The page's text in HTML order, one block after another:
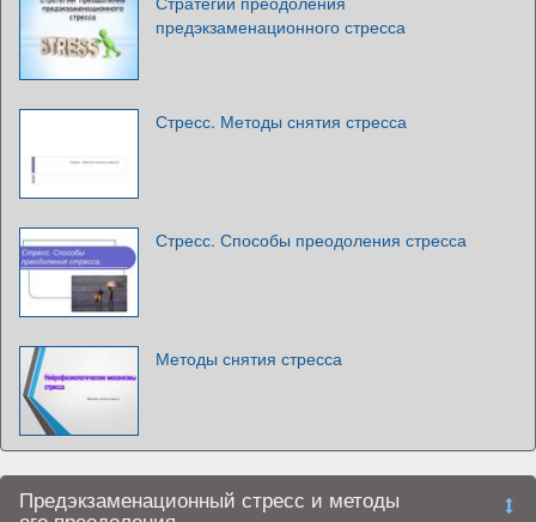
предэкзаменационного стресса
Стресс. Методы снятия стресса
Стресс. Способы преодоления стресса
Методы снятия стресса
Предэкзаменационный стресс и методы